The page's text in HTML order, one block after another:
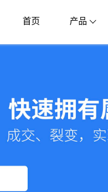
首页 产品